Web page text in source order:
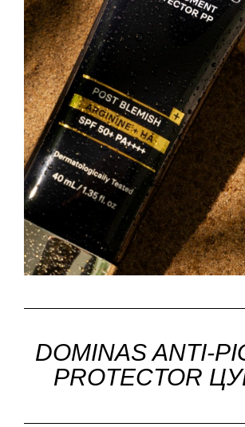
DOMINAS ANTI-
PROTECTOR